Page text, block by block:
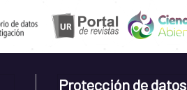
Protección de datos